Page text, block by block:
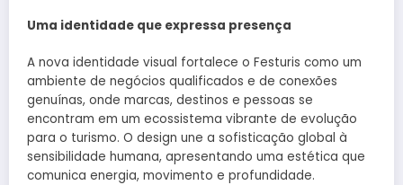
Uma identidade que expressa presença
A nova identidade visual fortalece o Festuris como um
ambiente de negócios qualificados e de conexões
genuínas, onde marcas, destinos e pessoas se
encontram em um ecossistema vibrante de evolução
para o turismo. O design une a sofisticação global à
sensibilidade humana, apresentando uma estética que
comunica energia, movimento e profundidade.